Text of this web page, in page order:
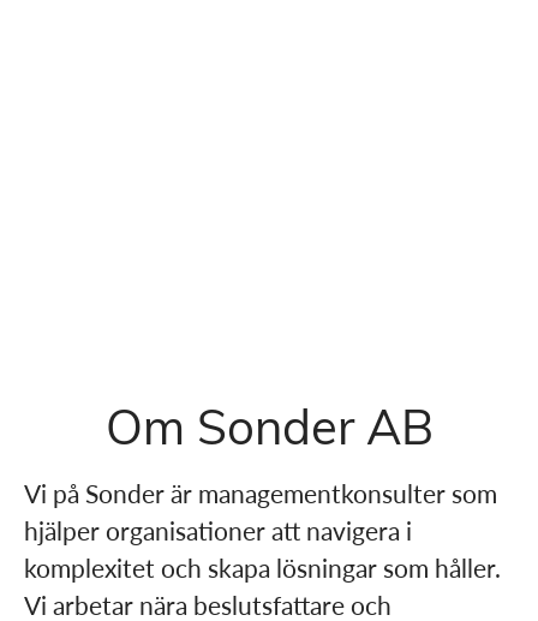
Om Sonder AB
Vi på Sonder är managementkonsulter som
hjälper organisationer att navigera i
komplexitet och skapa lösningar som håller.
Vi arbetar nära beslutsfattare och